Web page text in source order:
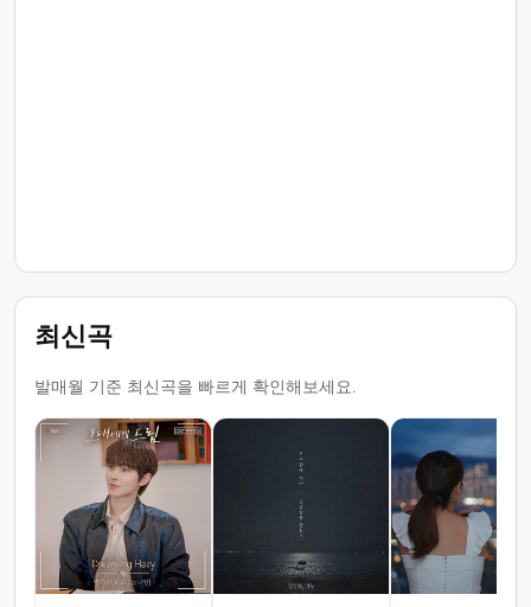
최신곡
발매월 기준 최신곡을 빠르게 확인해보세요.